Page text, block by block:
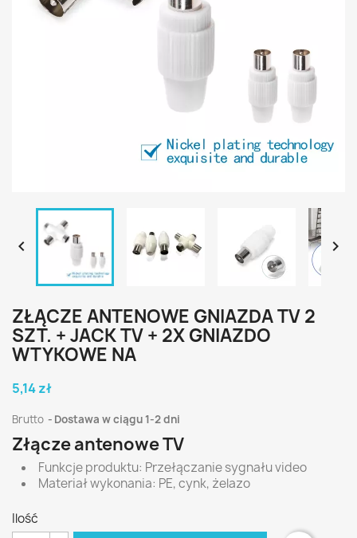
 
ZŁĄCZE ANTENOWE GNIAZDA TV 2
SZT. + JACK TV + 2X GNIAZDO
WTYKOWE NA
5,14 zł
Brutto Dostawa w ciągu 1-2 dni
Złącze antenowe TV
Funkcje produktu: Przełączanie sygnału video
Materiał wykonania: PE, cynk, żelazo
Ilość